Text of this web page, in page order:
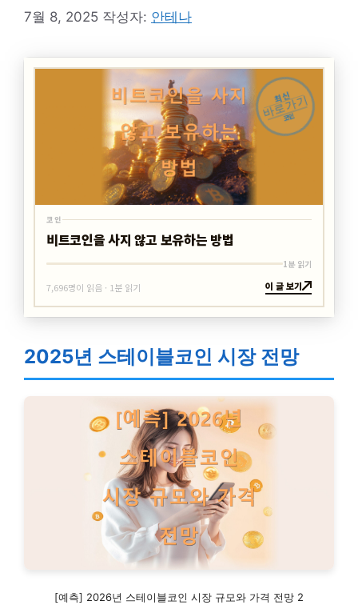
7월 8, 2025 작성자: 안테나
최신
바로가기
코인
코인
비트코인을 사지 않고 보유하는 방법
1분 읽기
7,696명이 읽음 · 1분 읽기 이 글 보기
2025년 스테이블코인 시장 전망
[예측] 2026년 스테이블코인 시장 규모와 가격 전망 2